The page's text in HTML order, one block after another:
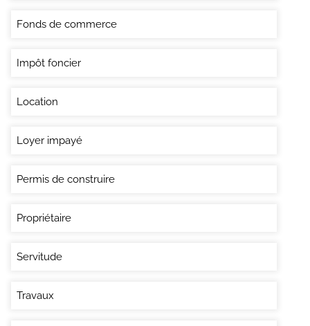
Fonds de commerce
Impôt foncier
Location
Loyer impayé
Permis de construire
Propriétaire
Servitude
Travaux